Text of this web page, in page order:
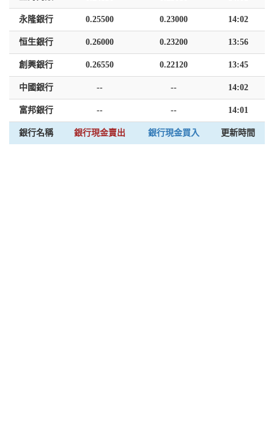
永隆銀行 0.25500 0.23000 14:02
恒生銀行 0.26000 0.23200 13:56
創興銀行 0.26550 0.22120 13:45
中國銀行 -- -- 14:02
富邦銀行 -- -- 14:01
銀行名稱 銀行現金賣出 銀行現金買入 更新時間